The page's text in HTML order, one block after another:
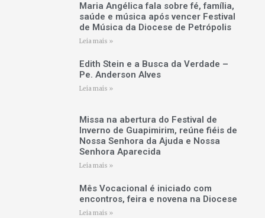
Maria Angélica fala sobre fé, família,
saúde e música após vencer Festival
de Música da Diocese de Petrópolis
Leia mais »
Edith Stein e a Busca da Verdade –
Pe. Anderson Alves
Leia mais »
Missa na abertura do Festival de
Inverno de Guapimirim, reúne fiéis de
Nossa Senhora da Ajuda e Nossa
Senhora Aparecida
Leia mais »
Mês Vocacional é iniciado com
encontros, feira e novena na Diocese
Leia mais »